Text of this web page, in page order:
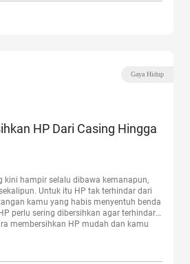
Gaya Hidup
HP Dari Casing Hingga
kini hampir selalu dibawa kemanapun,
Untuk itu HP tak terhindar dari
kamu yang habis menyentuh benda
perlu sering dibersihkan agar terhindar
membersihkan HP mudah dan kamu
Hingga Speaker”